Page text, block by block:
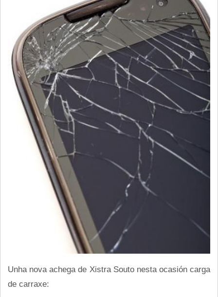
Unha nova achega de Xistra Souto nesta ocasión carga
de carraxe: